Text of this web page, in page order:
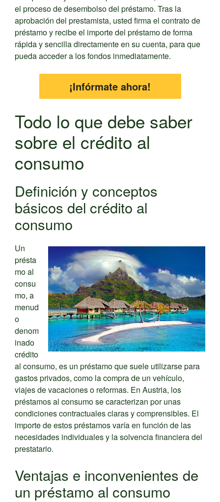
el proceso de desembolso del préstamo. Tras la
aprobación del prestamista, usted firma el contrato de
préstamo y recibe el importe del préstamo de forma
rápida y sencilla directamente en su cuenta, para que
pueda acceder a los fondos inmediatamente.
¡Infórmate ahora!
Todo lo que debe saber
sobre el crédito al
consumo
Definición y conceptos
básicos del crédito al
consumo
Un
présta
mo al
consu
mo, a
menud
o
denom
inado
crédito
al consumo, es un préstamo que suele utilizarse para
gastos privados, como la compra de un vehículo,
viajes de vacaciones o reformas. En Austria, los
préstamos al consumo se caracterizan por unas
condiciones contractuales claras y comprensibles. El
importe de estos préstamos varía en función de las
necesidades individuales y la solvencia financiera del
prestatario.
Ventajas e inconvenientes de
un préstamo al consumo